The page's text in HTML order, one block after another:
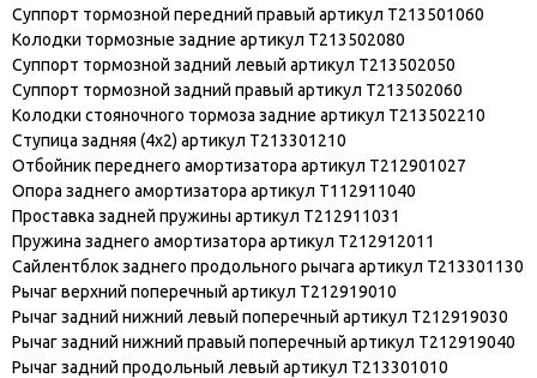
Суппорт тормозной передний правый артикул T213501060
Колодки тормозные задние артикул T213502080
Суппорт тормозной задний левый артикул T213502050
Суппорт тормозной задний правый артикул T213502060
Колодки стояночного тормоза задние артикул T213502210
Ступица задняя (4х2) артикул T213301210
Отбойник переднего амортизатора артикул T212901027
Опора заднего амортизатора артикул T112911040
Проставка задней пружины артикул T212911031
Пружина заднего амортизатора артикул T212912011
Сайлентблок заднего продольного рычага артикул T213301130
Рычаг верхний поперечный артикул T212919010
Рычаг задний нижний левый поперечный артикул T212919030
Рычаг задний нижний правый поперечный артикул T212919040
Рычаг задний продольный левый артикул T213301010